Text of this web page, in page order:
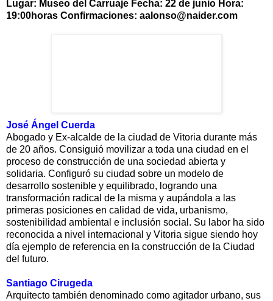
Lugar: Museo del Carruaje Fecha: 22 de junio Hora:
19:00horas Confirmaciones: aalonso@naider.com
José Ángel Cuerda
Abogado y Ex-alcalde de la ciudad de Vitoria durante más
de 20 años. Consiguió movilizar a toda una ciudad en el
proceso de construcción de una sociedad abierta y
solidaria. Configuró su ciudad sobre un modelo de
desarrollo sostenible y equilibrado, logrando una
transformación radical de la misma y aupándola a las
primeras posiciones en calidad de vida, urbanismo,
sostenibilidad ambiental e inclusión social. Su labor ha sido
reconocida a nivel internacional y Vitoria sigue siendo hoy
día ejemplo de referencia en la construcción de la Ciudad
del futuro.
Santiago Cirugeda
Arquitecto también denominado como agitador urbano, sus